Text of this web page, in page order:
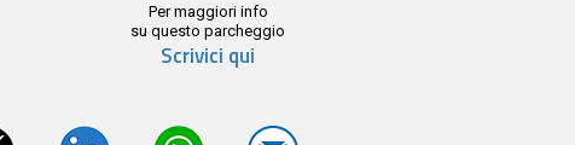
Per maggiori info
su questo parcheggio
Scrivici qui